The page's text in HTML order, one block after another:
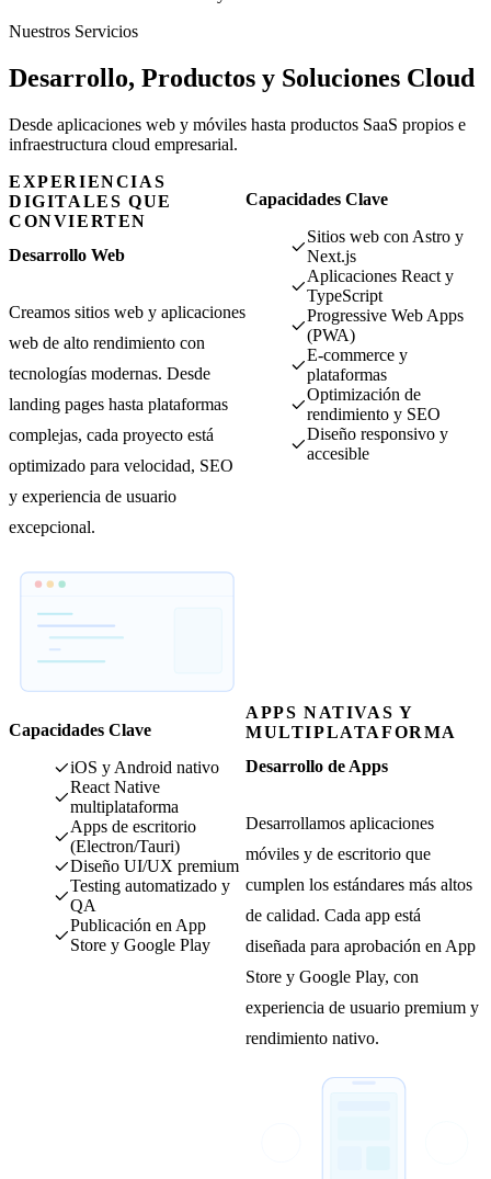
Nuestros Servicios
Desarrollo, Productos y Soluciones Cloud
Desde aplicaciones web y móviles hasta productos SaaS propios e
infraestructura cloud empresarial.
EXPERIENCIAS
DIGITALES QUE
CONVIERTEN
Desarrollo Web
Creamos sitios web y aplicaciones
web de alto rendimiento con
tecnologías modernas. Desde
landing pages hasta plataformas
complejas, cada proyecto está
optimizado para velocidad, SEO
y experiencia de usuario
excepcional.
Capacidades Clave
Sitios web con Astro y
Next.js
Aplicaciones React y
TypeScript
Progressive Web Apps
(PWA)
E-commerce y
plataformas
Optimización de
rendimiento y SEO
Diseño responsivo y
accesible
APPS NATIVAS Y
MULTIPLATAFORMA
Desarrollo de Apps
Desarrollamos aplicaciones
móviles y de escritorio que
cumplen los estándares más altos
de calidad. Cada app está
diseñada para aprobación en App
Store y Google Play, con
experiencia de usuario premium y
rendimiento nativo.
Capacidades Clave
iOS y Android nativo
React Native
multiplataforma
Apps de escritorio
(Electron/Tauri)
Diseño UI/UX premium
Testing automatizado y
QA
Publicación en App
Store y Google Play